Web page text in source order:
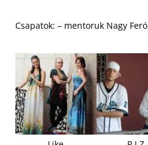
Csapatok: – mentoruk Nagy Feró